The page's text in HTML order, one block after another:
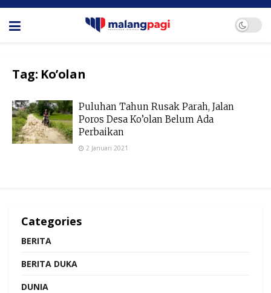
Tag: Ko’olan
Puluhan Tahun Rusak Parah, Jalan
Poros Desa Ko’olan Belum Ada
Perbaikan
2 Januari 2021
Categories
BERITA
BERITA DUKA
DUNIA